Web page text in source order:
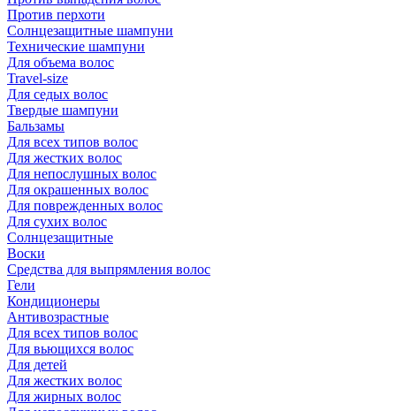
Против перхоти
Солнцезащитные шампуни
Технические шампуни
Для объема волос
Travel-size
Для седых волос
Твердые шампуни
Бальзамы
Для всех типов волос
Для жестких волос
Для непослушных волос
Для окрашенных волос
Для поврежденных волос
Для сухих волос
Солнцезащитные
Воски
Средства для выпрямления волос
Гели
Кондиционеры
Антивозрастные
Для всех типов волос
Для вьющихся волос
Для детей
Для жестких волос
Для жирных волос